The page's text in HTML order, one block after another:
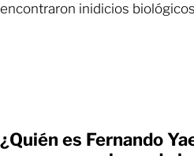
encontraron inidicios
¿Quién es Fernando